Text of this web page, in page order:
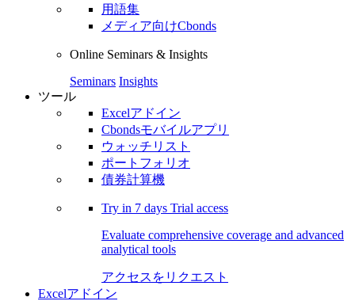
用語集
メディア向けCbonds
Online Seminars & Insights
Seminars Insights
ツール
Excelアドイン
Cbondsモバイルアプリ
ウォッチリスト
ポートフォリオ
債券計算機
Try in 7 days Trial access
Evaluate comprehensive coverage and advanced
analytical tools
アクセスをリクエスト
Excelアドイン